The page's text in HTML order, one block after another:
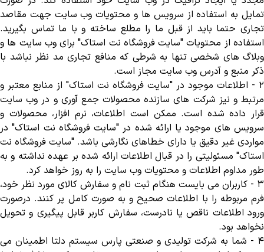
تمایل به استفاده از سرویس ها و محتویات وب سایت جهت مقاصد
تجاری حتما باید از قبل ما را مطلع ساخته و با ما تماس بگیرید.
استفاده از محتویات "سایت فروشگاه نت استاک" برای وب سایت ها و
وبلاگ های شخصی تنها به شرطی که منافع تجاری مد نظر نباشد با
ذکر منبع و آدرس وب سایت مجاز است.
٢ - اطلاعات موجود در "سایت فروشگاه نت استاک" از منابع معتبر و
مرتبط و نیز شرکت های سازنده محصولات جمع آوری و در وب سایت
قرار داده شده است. ممکن است اطلاعات، نرم افزار، محصولات و
سرویس های موجود یا ارائه شده در "سایت فروشگاه نت استاک" در
مواردی غیر دقیق یا دارای خطاهای نگارشی باشد. "سایت فروشگاه نت
استاک" مسئولیتی را در قبال اطلاعات ارائه شده بر عهده نداشته و به
طور مداوم اطلاعات و محتویات وب سایت را به روز خواهد کرد.
٣ -کاربران می بایست هنگام ثبت نام و سفارش کالای مورد نظر خود،
فرم مربوطه را با اطلاعات صحیح و به صورت کامل پر کنند. درصورت
ورود اطلاعات ناقص یا نادرست، سفارش کاربر قابل پیگیری و تحویل
نخواهد بود.
٤ - شما به شرکت تولیدی و صنعتی پارس سیستم دلتا اطمینان می